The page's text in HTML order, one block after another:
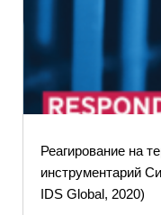
Реагирование на
инструментарий
IDS Global, 2020)